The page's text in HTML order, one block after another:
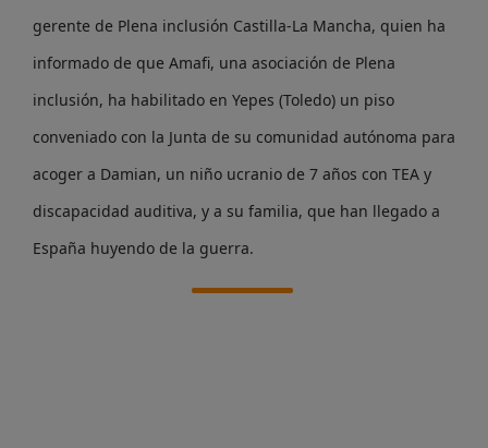
gerente de Plena inclusión Castilla-La Mancha, quien ha
informado de que Amafi, una asociación de Plena
inclusión, ha habilitado en Yepes (Toledo) un piso
conveniado con la Junta de su comunidad autónoma para
acoger a Damian, un niño ucranio de 7 años con TEA y
discapacidad auditiva, y a su familia, que han llegado a
España huyendo de la guerra.